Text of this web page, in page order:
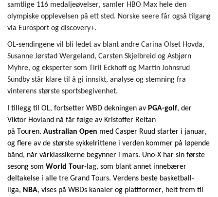
samtlige 116 medaljeøvelser, samler HBO Max hele den
olympiske opplevelsen på ett sted. Norske seere får også tilgang
via Eurosport og discovery+.
OL-sendingene vil bli ledet av blant andre Carina Olset Hovda,
Susanne Jørstad Wergeland, Carsten Skjelbreid og Asbjørn
Myhre, og eksperter som Tiril Eckhoff og Martin Johnsrud
Sundby står klare til å gi innsikt, analyse og stemning fra
vinterens største sportsbegivenhet.
I tillegg til OL, fortsetter WBD dekningen av PGA-golf, der
Viktor Hovland nå får følge av Kristoffer Reitan
på Touren. Australian Open med Casper Ruud starter i januar,
og flere av de største sykkelrittene i verden kommer på løpende
bånd, når vårklassikerne begynner i mars. Uno-X har sin første
sesong som World Tour-lag, som blant annet innebærer
deltakelse i alle tre Grand Tours. Verdens beste basketball -
iga, NBA, vises på WBDs kanaler og plattformer, helt frem til